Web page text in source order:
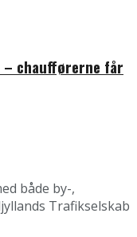
– chaufførerne får
både by-,
Trafikselskab